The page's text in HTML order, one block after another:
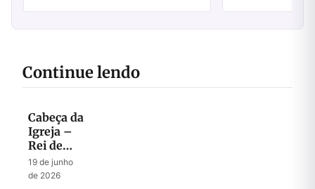
Continue lendo
Cabeça da
Igreja –
Rei de
Israel
19 de junho
de 2026